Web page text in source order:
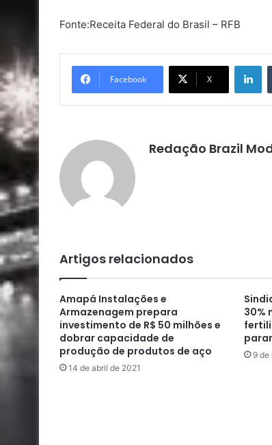
Fonte:Receita Federal do Brasil – RFB
Facebook X
Redação Brazil
Artigos relacionados
Amapá Instalações e
Armazenagem prepara
investimento de R$ 50 milhões e
dobrar capacidade de
produção de produtos de aço
14 de abril de 2021
30%
9 de